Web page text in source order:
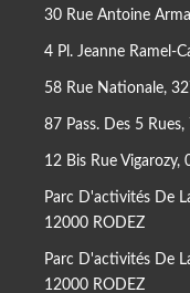
30 Rue Antoine
4 Pl. Jeanne Ramel-
58 Rue Nationale,
87 Pass. Des 5
12 Bis Rue Vigarozy,
Parc D'activités De
12000 RODEZ
Parc D'activités De
12000 RODEZ